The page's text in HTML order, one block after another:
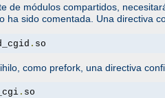
de módulos compartidos,
ha sido comentada. Una directiva
. so
como prefork, una directiva
. so